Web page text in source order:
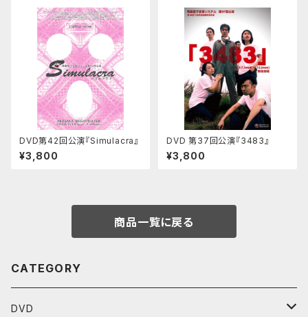
DVD第42回公演『Simulacra』
¥3,800
DVD 第37回公演『3483』
¥3,800
商品一覧に戻る
CATEGORY
DVD